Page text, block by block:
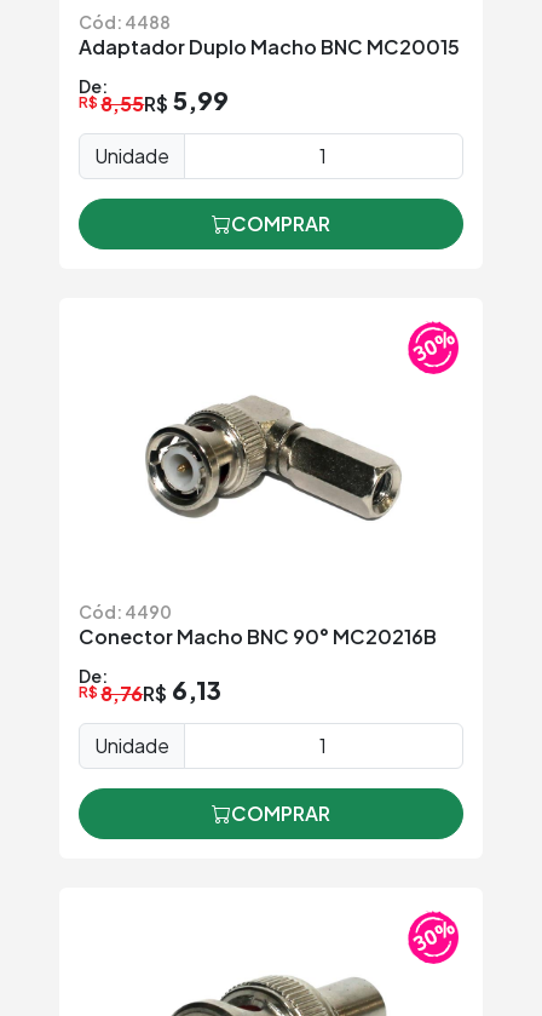
Cód: 4488
Adaptador Duplo Macho BNC MC20015
De:
R$ 8,55R$ 5,99
Unidade
COMPRAR
Cód: 4490
Conector Macho BNC 90° MC20216B
De:
R$ 8,76R$ 6,13
Unidade
COMPRAR